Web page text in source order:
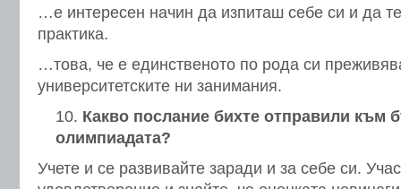
…е интересен начин да изпиташ себе си и да
практика.
…това, че е единственото по рода си
университетските ни занимания.
Какво послание бихте отправили към
олимпиадата?
Учете и се развивайте заради и за себе си.